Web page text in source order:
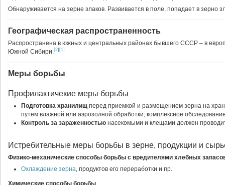
Обнаруживается на зерне злаков. Развивается в поле, попадает в зерно
Географическая распространенность
Распространена в южных и центральных районах бывшего СССР – в
Южной Сибири.[2] [1]
Меры борьбы
Профилактичекие меры борьбы
Подготовка хранилищ перед приемкой и размещением зерна на
путем влажной или аэрозолной обработки; комплексное
Контроль за зараженностью насекомыми и клещами должен
Истребительные меры борьбы в зерне, продукции и
Физико-механические способы борьбы с вредителями хлебных
Охлаждение зерна, продуктов его переработки и пр.
Химические способы борьбы